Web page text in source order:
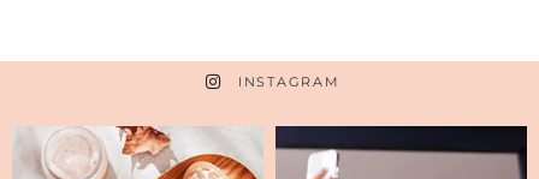
INSTAGRAM